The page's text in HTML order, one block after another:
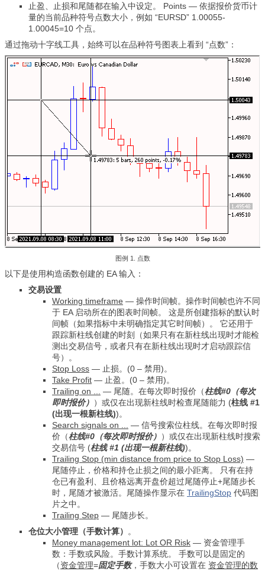
止盈、止损和尾随都在输入中设定。 Points — 依据报价货币计
量的当前品种符号点数大小，例如 “EURSD” 1.00055-
1.00045=10 个点。
通过拖动十字线工具，始终可以在品种符号图表上看到 “点数”：
图例 1. 点数
以下是使用构造函数创建的 EA 输入：
交易设置
Working timeframe — 操作时间帧。操作时间帧也许不同
于 EA 启动所在的图表时间帧。 这是所创建指标的默认时
间帧（如果指标中未明确指定其它时间帧）。 它还用于
跟踪新柱线创建的时刻（如果只有在新柱线出现时才能检
测出交易信号，或者只有在新柱线出现时才启动跟踪信
号）。
Stop Loss — 止损。(0 – 禁用)。
Take Profit — 止盈。(0 – 禁用)。
Trailing on ...
— 尾随。在每次即时报价（柱线#0（每次
即时报价） ）或仅在出现新柱线时检查尾随能力 (柱线 #1
(出现一根新柱线))。
Search signals on ...
— 信号搜索位柱线。在每次即时报
价（柱线#0（每次即时报价） ）或仅在出现新柱线时搜索
交易信号 (柱线 #1 (出现一根新柱线))。
Trailing Stop (min distance from price to Stop Loss) —
尾随停止，价格和持仓止损之间的最小距离。 只有在持
仓已有盈利、且价格远离开盘价超过尾随停止+尾随步长
时，尾随才被激活。尾随操作显示在 TrailingStop 代码图
片之中。
Trailing Step — 尾随步长。
仓位大小管理（手数计算）
。
Money management lot: Lot OR Risk — 资金管理手
数：手数或风险。手数计算系统。 手数可以是固定的
（资金管理=固定手数，手数大小可设置在 资金管理的数